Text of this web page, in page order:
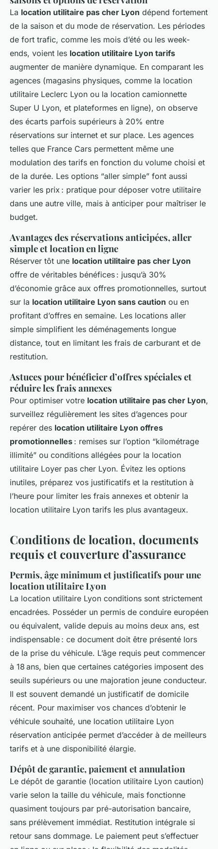
La location utilitaire pas cher Lyon dépend fortement
de la saison et du mode de réservation. Les périodes
de fort trafic, comme les mois d’été ou les week-
ends, voient les location utilitaire Lyon tarifs
augmenter de manière dynamique. En comparant les
agences (magasins physiques, comme la location
utilitaire Leclerc Lyon ou la location camionnette
Super U Lyon, et plateformes en ligne), on observe
des écarts parfois supérieurs à 20% entre
réservations sur internet et sur place. Les agences
telles que France Cars permettent même une
modulation des tarifs en fonction du volume choisi et
de la durée. Les options “aller simple” font aussi
varier les prix : pratique pour déposer votre utilitaire
dans une autre ville, mais à anticiper pour maîtriser le
budget.
Avantages des réservations anticipées, aller
simple et location en ligne
Réserver tôt une location utilitaire pas cher Lyon
offre de véritables bénéfices : jusqu’à 30%
d’économie grâce aux offres promotionnelles, surtout
sur la location utilitaire Lyon sans caution ou en
profitant d’offres en semaine. Les locations aller
simple simplifient les déménagements longue
distance, tout en limitant les frais de carburant et de
restitution.
Astuces pour bénéficier d’offres spéciales et
réduire les frais annexes
Pour optimiser votre location utilitaire pas cher Lyon,
surveillez régulièrement les sites d’agences pour
repérer des location utilitaire Lyon offres
promotionnelles : remises sur l’option “kilométrage
illimité” ou conditions allégées pour la location
utilitaire Loyer pas cher Lyon. Évitez les options
inutiles, préparez vos justificatifs et la restitution à
l’heure pour limiter les frais annexes et obtenir la
location utilitaire Lyon tarifs les plus avantageux.
Conditions de location, documents
requis et couverture d’assurance
Permis, âge minimum et justificatifs pour une
location utilitaire Lyon
La location utilitaire Lyon conditions sont strictement
encadrées. Posséder un permis de conduire européen
ou équivalent, valide depuis au moins deux ans, est
indispensable : ce document doit être présenté lors
de la prise du véhicule. L’âge requis peut commencer
à 18 ans, bien que certaines catégories imposent des
seuils supérieurs ou une majoration jeune conducteur.
Il est souvent demandé un justificatif de domicile
récent. Pour maximiser vos chances d’obtenir le
véhicule souhaité, une location utilitaire Lyon
réservation anticipée permet d’accéder à de meilleurs
tarifs et à une disponibilité élargie.
Dépôt de garantie, paiement et annulation
Le dépôt de garantie (location utilitaire Lyon caution)
varie selon la taille du véhicule, mais fonctionne
quasiment toujours par pré-autorisation bancaire,
sans prélèvement immédiat. Restitution intégrale si
retour sans dommage. Le paiement peut s’effectuer